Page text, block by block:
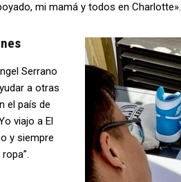
mi mamá y todos en Charlotte».
Serrano
a otras
el país de
viajo a El
y siempre